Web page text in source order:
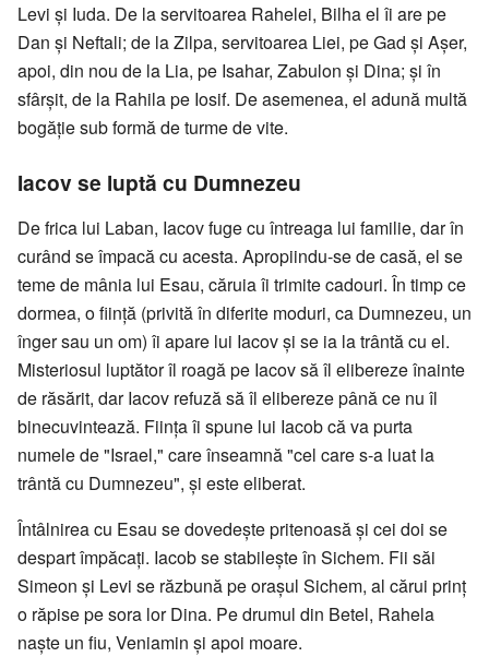
Levi şi Iuda. De la servitoarea Rahelei, Bilha el îi are pe
Dan şi Neftali; de la Zilpa, servitoarea Liei, pe Gad şi Aşer,
apoi, din nou de la Lia, pe Isahar, Zabulon şi Dina; şi în
sfârşit, de la Rahila pe Iosif. De asemenea, el adună multă
bogăţie sub formă de turme de vite.
Iacov se luptă cu Dumnezeu
De frica lui Laban, Iacov fuge cu întreaga lui familie, dar în
curând se împacă cu acesta. Apropiindu-se de casă, el se
teme de mânia lui Esau, căruia îi trimite cadouri. În timp ce
dormea, o fiinţă (privită în diferite moduri, ca Dumnezeu, un
înger sau un om) îi apare lui Iacov şi se ia la trântă cu el.
Misteriosul luptător îl roagă pe Iacov să îl elibereze înainte
de răsărit, dar Iacov refuză să îl elibereze până ce nu îl
binecuvintează. Fiinţa îi spune lui Iacob că va purta
numele de "Israel," care înseamnă "cel care s-a luat la
trântă cu Dumnezeu", şi este eliberat.
Întâlnirea cu Esau se dovedeşte pritenoasă şi cei doi se
despart împăcaţi. Iacob se stabileşte în Sichem. Fii săi
Simeon şi Levi se răzbună pe oraşul Sichem, al cărui prinţ
o răpise pe sora lor Dina. Pe drumul din Betel, Rahela
naşte un fiu, Veniamin şi apoi moare.